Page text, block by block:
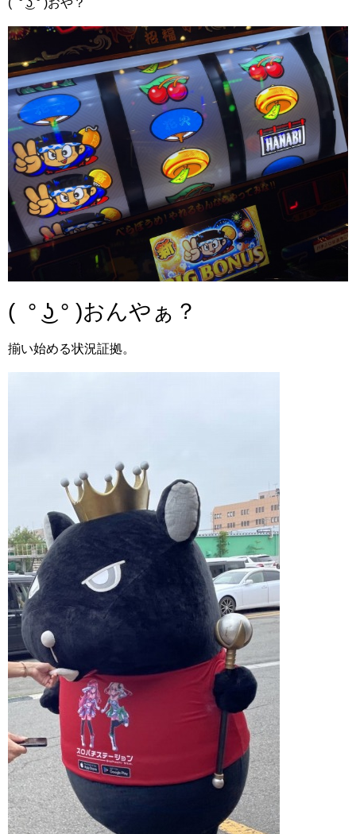
( ° ͜ʖ ° )おや？
( ° ͜ʖ ° )おんやぁ？
揃い始める状況証拠。